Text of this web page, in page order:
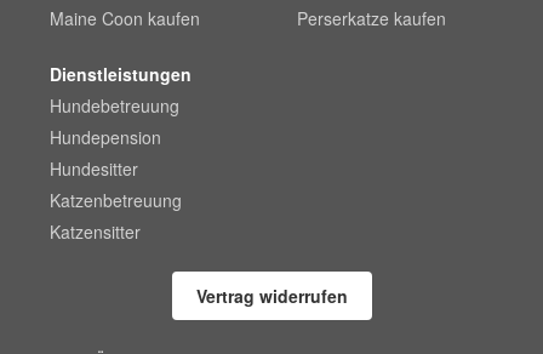
Maine Coon kaufen
Perserkatze kaufen
Dienstleistungen
Hundebetreuung
Hundepension
Hundesitter
Katzenbetreuung
Katzensitter
Vertrag widerrufen